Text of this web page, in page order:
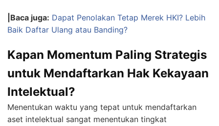
|Baca juga: Dapat Penolakan Tetap Merek HKI? Lebih
Baik Daftar Ulang atau Banding?
Kapan Momentum Paling Strategis
untuk Mendaftarkan Hak Kekayaan
Intelektual?
Menentukan waktu yang tepat untuk mendaftarkan
aset intelektual sangat menentukan tingkat